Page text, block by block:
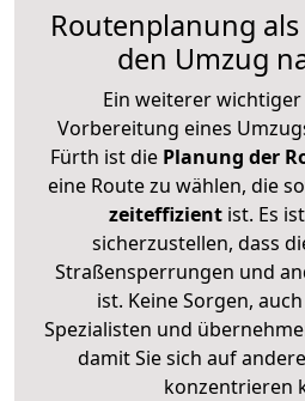
Routenplanung
den Umzug
Ein weiterer
Vorbereitung eines
Fürth ist diePlanung der
eine Route zu wählen, die
zeiteffizientist. Es
sicherzustellen, dass
Straßensperrungen und
ist. Keine Sorgen,
Spezialisten und
damit Sie sich auf
konzentrieren